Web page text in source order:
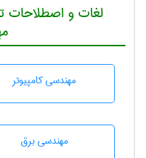
لغات و
مهندسی كامپيوتر
مهندسی برق